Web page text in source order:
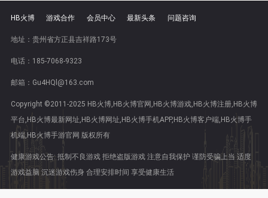
HB火博 游戏合作 会员中心 最新头条 问题咨询
地址：贵州省方正县吉祥路173号
电话：185-7068-9323
邮箱：Gu4HQl@163.com
Copyright ©2011-2025 HB火博,HB火博官网,HB火博游戏,HB火博注册,HB火博
平台,HB火博最新网址,HB火博网址,HB火博手机APP,HB火博客户端,HB火博手
机端,HB火博手游官网 版权所有
健康游戏公告: 抵制不良游戏 拒绝盗版游戏 注意自我保护 谨防受骗上当 适度
游戏益脑 沉迷游戏伤身 合理安排时间 享受健康生活